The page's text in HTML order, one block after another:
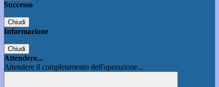
Successo
Chiudi
Informazione
Chiudi
Attendere...
Attendere il completamento dell'operazione...